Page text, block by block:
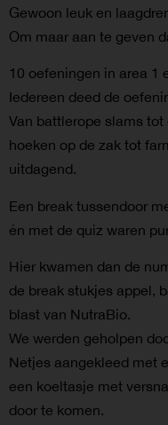
Gewoon leuk en
Om maar aan te geven
10 oefeningen in area 1
Iedereen deed de
Van battlerope slams
hoeken op de zak tot
uitdagend.
Een break tussendoor
én met de quiz waren
Hier kwamen dan de
de break stukjes appel,
blast van NutraBio.
We werden geholpen
Netjes aangekleed met
een koeltasje met
door te komen.